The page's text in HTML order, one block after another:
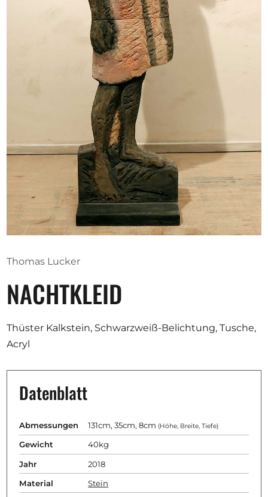
Ausschreibungen
Spenden
Partners
Help
Kontakt
Thomas Lucker
NACHTKLEID
Thüster Kalkstein, Schwarzweiß-Belichtung, Tusche,
Acryl
Datenblatt
Abmessungen 131cm, 35cm, 8cm (Höhe, Breite, Tiefe)
Gewicht 40kg
Jahr 2018
Material Stein